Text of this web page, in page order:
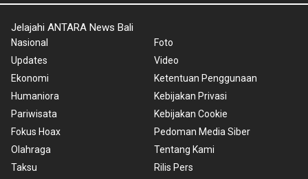
Jelajahi ANTARA News Bali
Nasional
Updates
Ekonomi
Humaniora
Pariwisata
Fokus Hoax
Olahraga
Taksu
Foto
Video
Ketentuan Penggunaan
Kebijakan Privasi
Kebijakan Cookie
Pedoman Media Siber
Tentang Kami
Rilis Pers